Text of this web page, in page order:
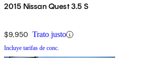
2015 Nissan Quest 3.5 S
$9,950 Trato justo
Incluye tarifas de conc.